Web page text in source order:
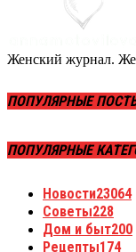
Женский журнал.
ПОПУЛЯРНЫЕ
ПОПУЛЯРНЫЕ
Новости23064
Советы228
Дом и быт200
Рецепты174